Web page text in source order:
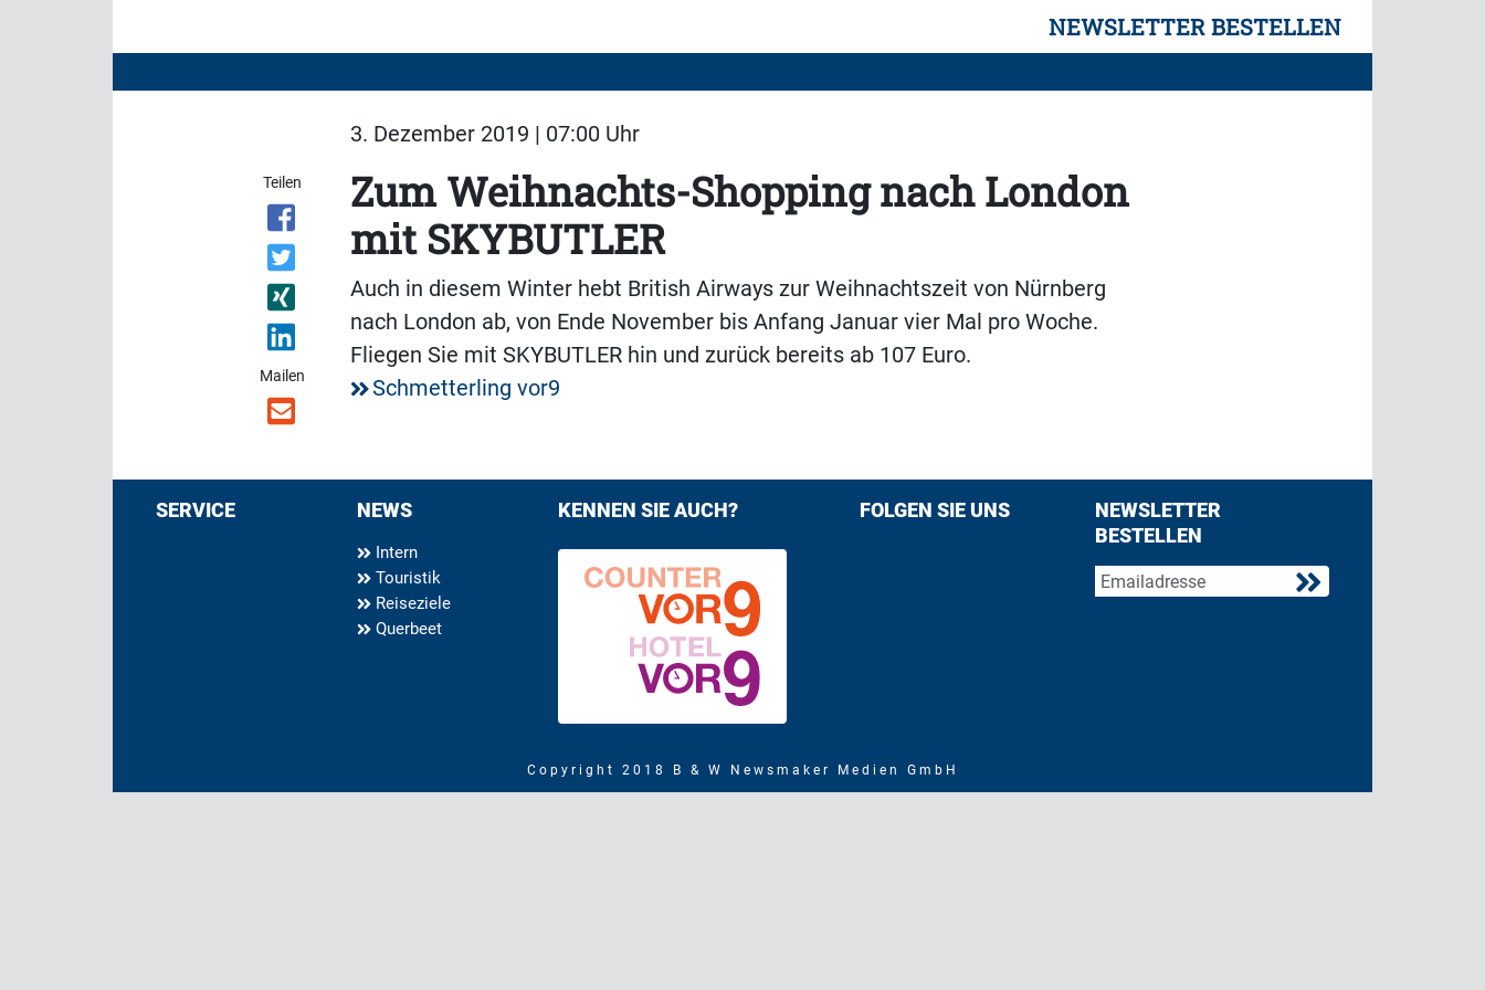
NEWSLETTER BESTELLEN
3. Dezember 2019 | 07:00 Uhr
Teilen
Mailen
Zum Weihnachts-Shopping nach London
mit SKYBUTLER
Auch in diesem Winter hebt British Airways zur Weihnachtszeit von Nürnberg
nach London ab, von Ende November bis Anfang Januar vier Mal pro Woche.
Fliegen Sie mit SKYBUTLER hin und zurück bereits ab 107 Euro.
Schmetterling vor9
SERVICE NEWS
Intern
Touristik
Reiseziele
Querbeet
KENNEN SIE AUCH? FOLGEN SIE UNS
NEWSLETTER
BESTELLEN
Copyright 2018 B & W Newsmaker Medien GmbH